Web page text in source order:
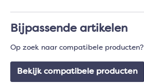
Bijpassende artikelen
Op zoek naar compatibele producten?
Bekijk compatibele producten